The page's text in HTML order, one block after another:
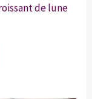
de lune